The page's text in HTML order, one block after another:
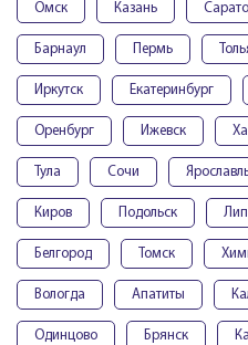
Омск Казань
Барнаул Пермь
Иркутск Екатеринбург
Оренбург Ижевск
Тула Сочи
Киров Подольск
Белгород Томск
Вологда Апатиты
Одинцово Брянск